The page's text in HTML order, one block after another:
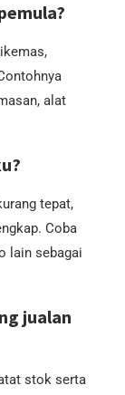
alat
tepat,
Coba
lain sebagai
jualan
stok serta